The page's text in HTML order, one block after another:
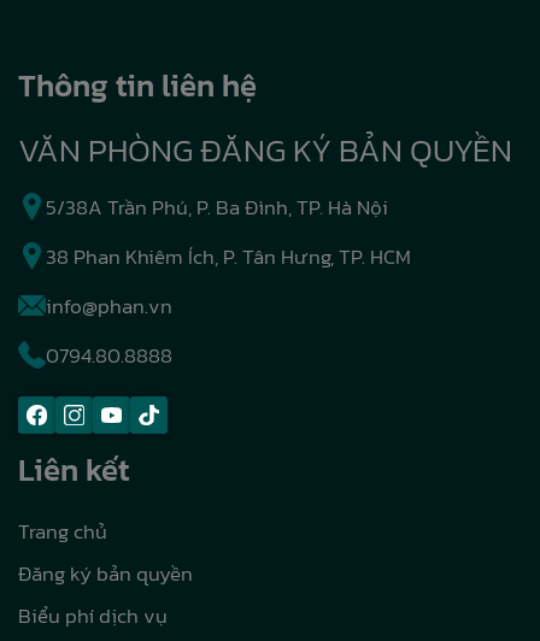
Thông tin liên hệ
VĂN PHÒNG ĐĂNG KÝ BẢN QUYỀN
5/38A Trần Phú, P. Ba Đình, TP. Hà Nội
38 Phan Khiêm Ích, P. Tân Hưng, TP. HCM
info@phan.vn
0794.80.8888
Liên kết
Trang chủ
Đăng ký bản quyền
Biểu phí dịch vụ